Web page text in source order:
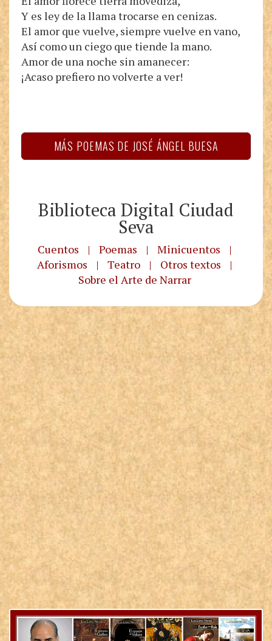
Y es ley de la llama trocarse en cenizas.
El amor que vuelve, siempre vuelve en vano,
Así como un ciego que tiende la mano.
Amor de una noche sin amanecer:
¡Acaso prefiero no volverte a ver!
MÁS POEMAS DE JOSÉ ÁNGEL BUESA
Biblioteca Digital Ciudad
Seva
Cuentos | Poemas | Minicuentos
|
Aforismos
| Teatro | Otros textos
|
Sobre el Arte de Narrar